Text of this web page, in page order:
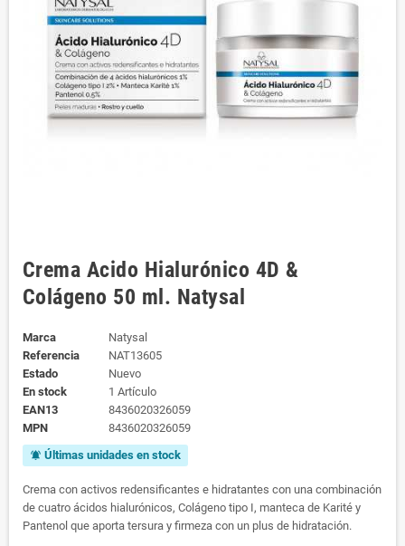
Crema Acido Hialurónico 4D &
Colágeno 50 ml. Natysal
Marca
Natysal
Referencia
NAT13605
Estado
Nuevo
En stock
1 Artículo
EAN13
8436020326059
MPN
8436020326059
notifications_active Últimas unidades en stock
Crema con activos redensificantes e hidratantes con una combinación
de cuatro ácidos hialurónicos, Colágeno tipo I, manteca de Karité y
Pantenol que aporta tersura y firmeza con un plus de hidratación.